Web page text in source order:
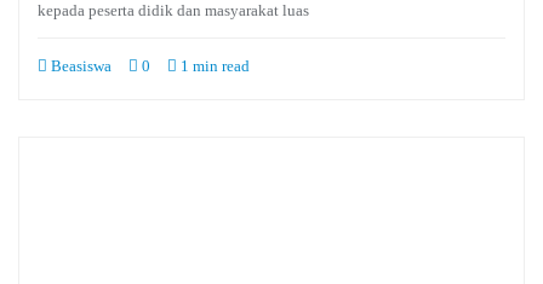
kepada peserta didik dan masyarakat luas
Beasiswa 0 1 min read